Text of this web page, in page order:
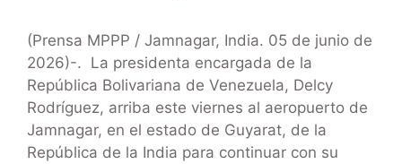
(Prensa MPPP / Jamnagar, India. 05 de junio de
2026)-. La presidenta encargada de la
República Bolivariana de Venezuela, Delcy
Rodríguez, arriba este viernes al aeropuerto de
Jamnagar, en el estado de Guyarat, de la
República de la India para continuar con su